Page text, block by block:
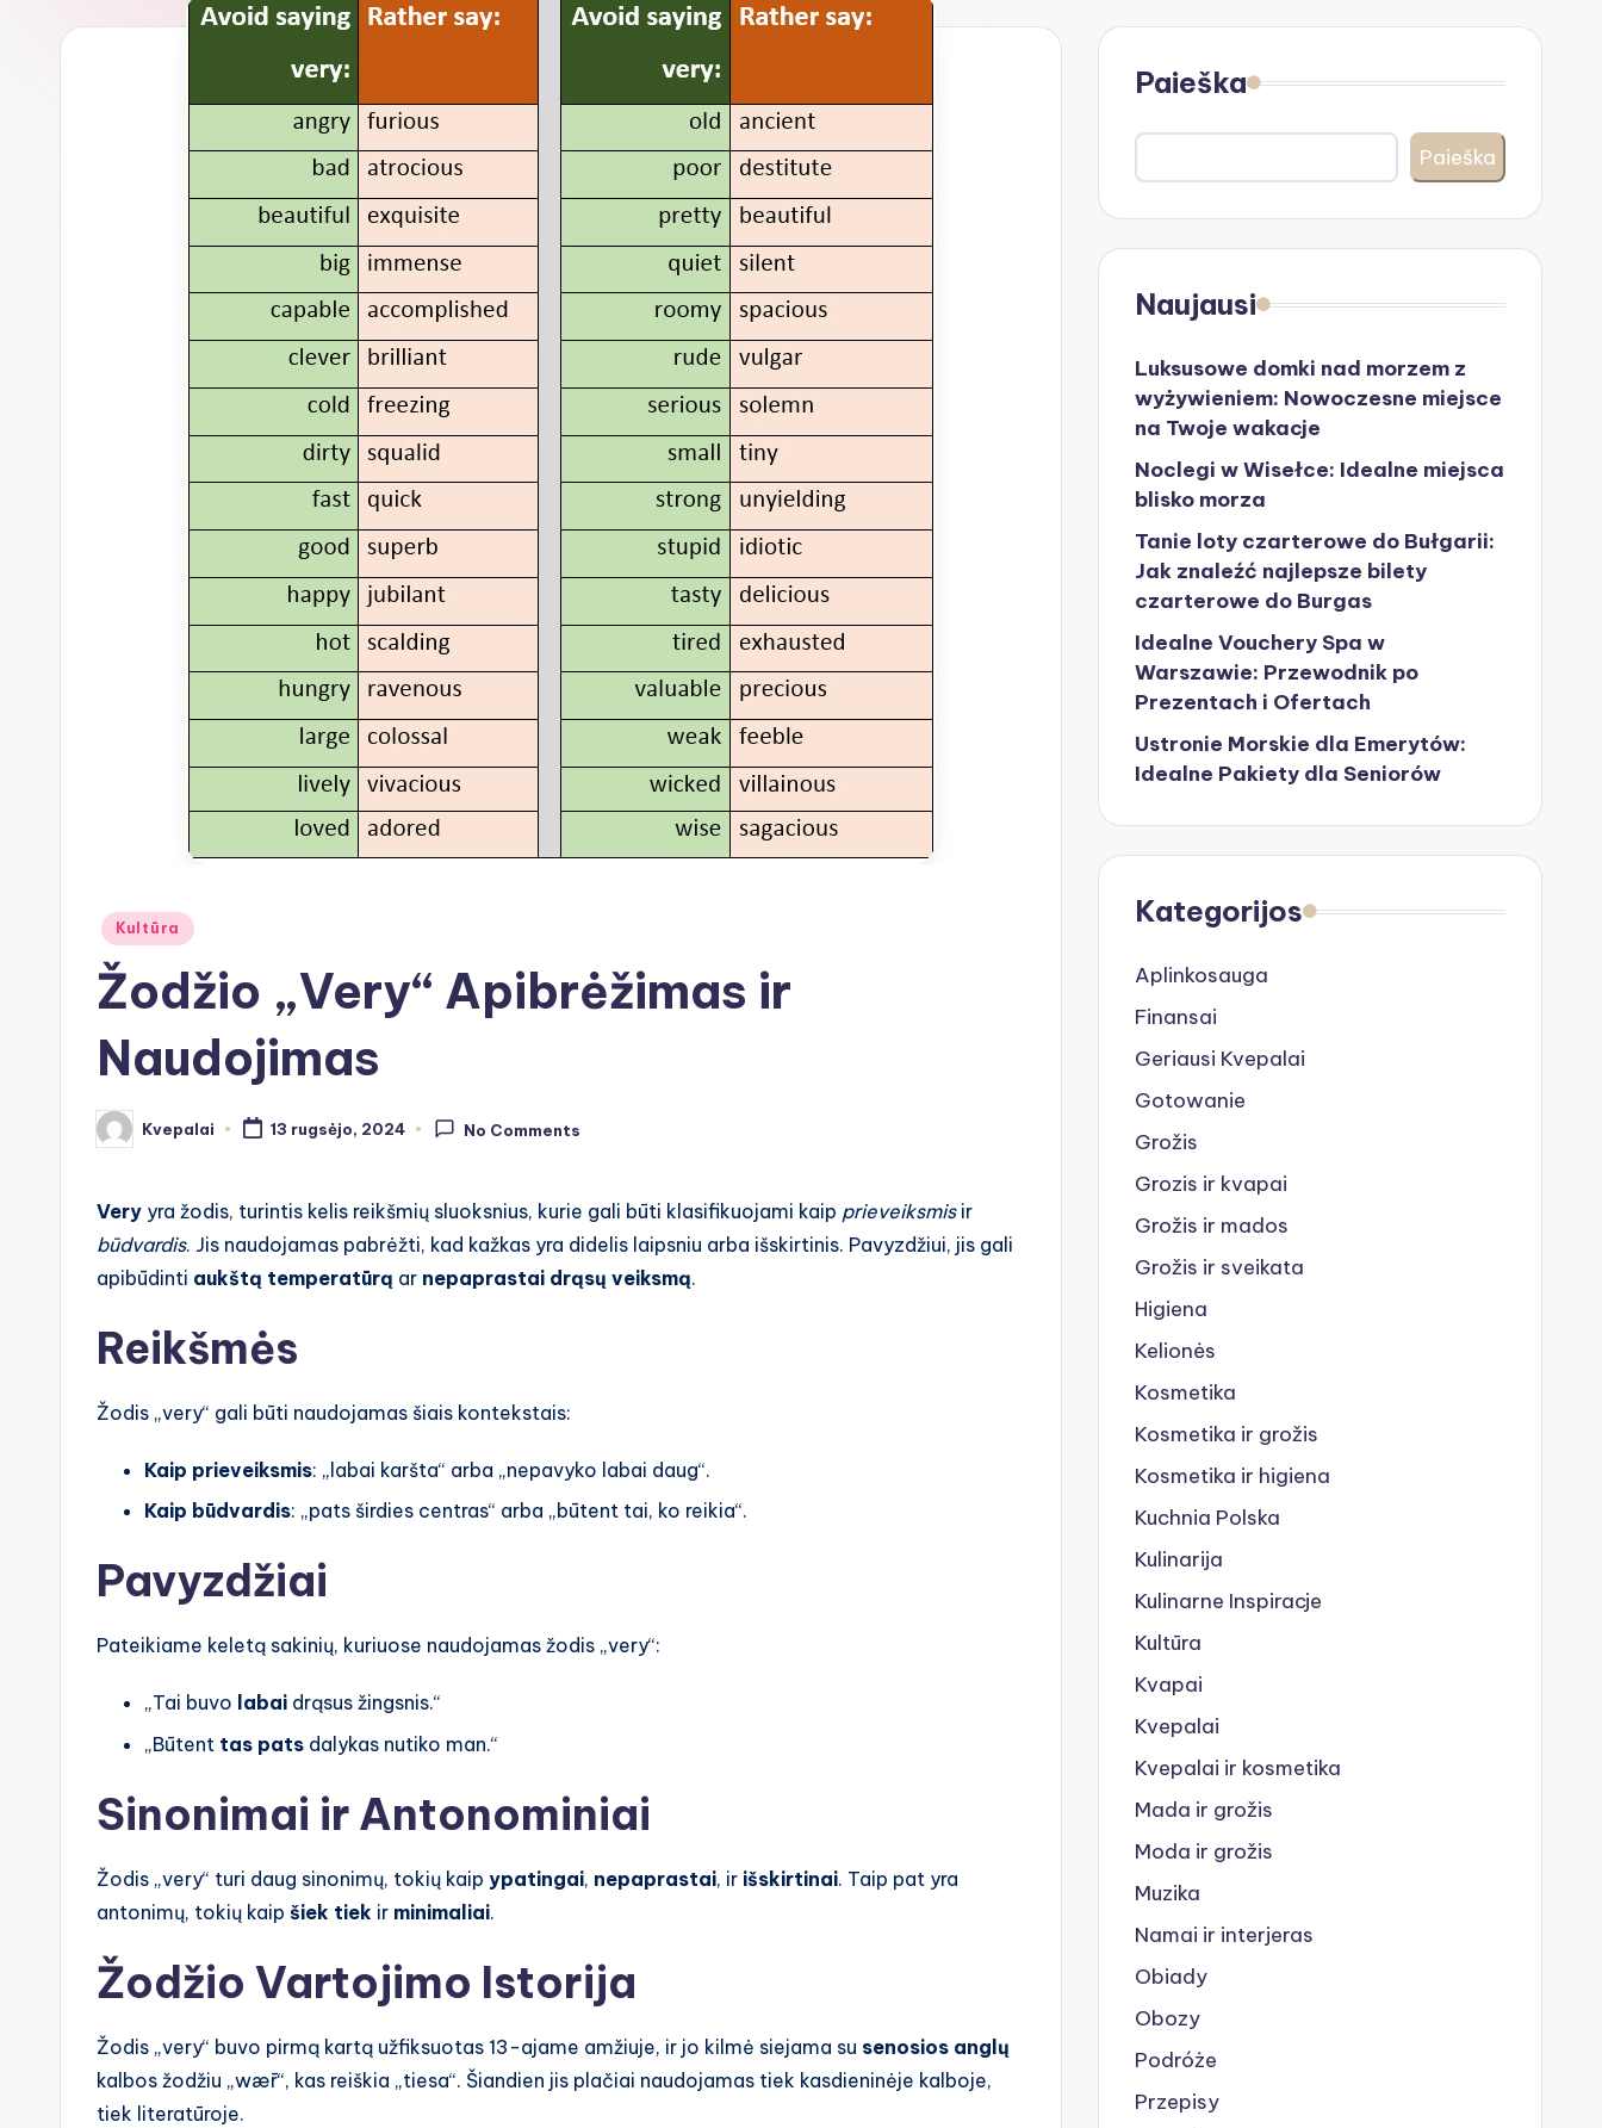
Posted
Kultūra
Žodžio „Very“ Apibrėžimas ir
Naudojimas
Posted
by
Kvepalai 13 rugsėjo, 2024 No Comments
Very yra žodis, turintis kelis reikšmių sluoksnius, kurie gali būti klasifikuojami kaip prieveiksmisir
būdvardis. Jis naudojamas pabrėžti, kad kažkas yra didelis laipsniu arba išskirtinis. Pavyzdžiui, jis gali
apibūdinti aukštą temperatūrą ar nepaprastai drąsų veiksmą.
Reikšmės
Žodis „very“ gali būti naudojamas šiais kontekstais:
Kaip prieveiksmis: „labai karšta“ arba „nepavyko labai daug“.
Kaip būdvardis: „pats širdies centras“ arba „būtent tai, ko reikia“.
Pavyzdžiai
Pateikiame keletą sakinių, kuriuose naudojamas žodis „very“:
„Tai buvo labai drąsus žingsnis.“
„Būtent tas pats dalykas nutiko man.“
Sinonimai ir Antonominiai
Žodis „very“ turi daug sinonimų, tokių kaip ypatingai, nepaprastai, ir išskirtinai. Taip pat yra
antonimų, tokių kaip šiek tiek ir minimaliai.
Žodžio Vartojimo Istorija
Žodis „very“ buvo pirmą kartą užfiksuotas 13-ajame amžiuje, ir jo kilmė siejama su senosios anglų
kalbos žodžiu „wǣr“, kas reiškia „tiesa“. Šiandien jis plačiai naudojamas tiek kasdieninėje kalboje,
tiek literatūroje.
Paieška
Paieška
Naujausi
Luksusowe domki nad morzem z
wyżywieniem: Nowoczesne miejsce
na Twoje wakacje
Noclegi w Wisełce: Idealne miejsca
blisko morza
Tanie loty czarterowe do Bułgarii:
Jak znaleźć najlepsze bilety
czarterowe do Burgas
Idealne Vouchery Spa w
Warszawie: Przewodnik po
Prezentach i Ofertach
Ustronie Morskie dla Emerytów:
Idealne Pakiety dla Seniorów
Kategorijos
Aplinkosauga
Finansai
Geriausi Kvepalai
Gotowanie
Grožis
Grozis ir kvapai
Grožis ir mados
Grožis ir sveikata
Higiena
Kelionės
Kosmetika
Kosmetika ir grožis
Kosmetika ir higiena
Kuchnia Polska
Kulinarija
Kulinarne Inspiracje
Kultūra
Kvapai
Kvepalai
Kvepalai ir kosmetika
Mada ir grožis
Moda ir grožis
Muzika
Namai ir interjeras
Obiady
Obozy
Podróże
Przepisy